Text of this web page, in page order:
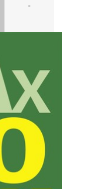
-